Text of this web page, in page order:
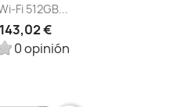
512GB...
€
0 opinión